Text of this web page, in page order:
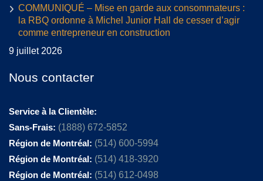
COMMUNIQUÉ – Mise en garde aux consommateurs :
la RBQ ordonne à Michel Junior Hall de cesser d’agir
comme entrepreneur en construction
9 juillet 2026
Nous contacter
Service à la Clientèle:
Sans-Frais: (1888) 672-5852
Région de Montréal: (514) 600-5994
Région de Montréal: (514) 418-3920
Région de Montréal: (514) 612-0498